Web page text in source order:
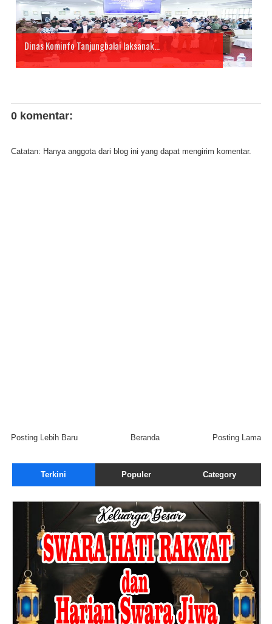
Dinas Kominfo Tanjungbalai laksanak...
0 komentar:
Catatan: Hanya anggota dari blog ini yang dapat mengirim komentar.
Posting Lebih Baru Posting Lama
Beranda
Terkini Populer Category